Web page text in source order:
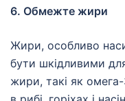
6. Обмежте жири
Жири, особливо
бути шкідливими
жири, такі як